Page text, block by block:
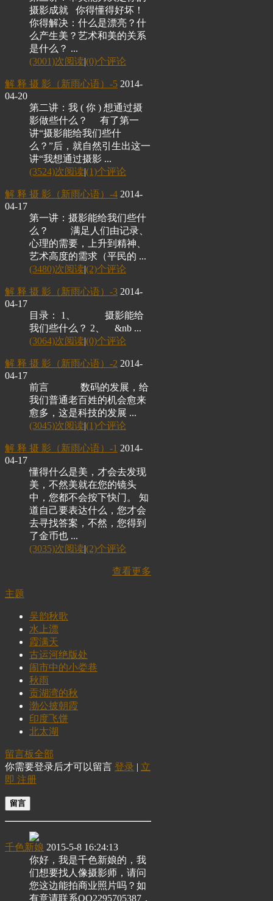
摄影成就 你得懂得好坏！
你得解决：什么是漂亮？什
么产生美？艺术和美的关系
是什么？ ...
(3001)次阅读|(0)个评论
解 释 摄 影（新雨心语）-5 2014-
04-20
第二讲：我 ( 你 ) 想通过摄
影做些什么？ 有了第一
讲“摄影能给我们些什
么？”后，就自然引生出这一
讲“我想通过摄影 ...
(3524)次阅读|(1)个评论
解 释 摄 影（新雨心语）-4 2014-
04-17
第一讲：摄影能给我们些什
么？ 满足人们由记录、
心理的需要，上升到精神、
艺术高度的需求（平民的 ...
(3480)次阅读|(2)个评论
解 释 摄 影（新雨心语）-3 2014-
04-17
目录： 1、 摄影能给
我们些什么？ 2、 &nb ...
(3064)次阅读|(0)个评论
解 释 摄 影（新雨心语）-2 2014-
04-17
前言 数码的发展，给
我们普通老百姓的机会愈来
愈多，这是科技的发展 ...
(3045)次阅读|(1)个评论
解 释 摄 影（新雨心语）-1 2014-
04-17
懂得什么是美，才会去发现
美，不然美就在您的镜头
中，您都不会按下快门。 知
道自己要表达什么，您才会
去寻找答案，不然，您得到
了金币也 ...
(3035)次阅读|(2)个评论
查看更多
主题
吴韵秋歌
水上漂
霞满天
古运河绝版处
闹市中的小娄巷
秋雨
贡湖湾的秋
渤公披朝霞
印度飞饼
北太湖
留言板全部
你需要登录后才可以留言 登录 | 立
即 注册
留言
千色新娘 2015-5-8 16:24:13
你好，我是千色新娘的，我
们想要找人像摄影师，请问
您这边能拍商业照片吗？如
有意请联系QQ2295705387，